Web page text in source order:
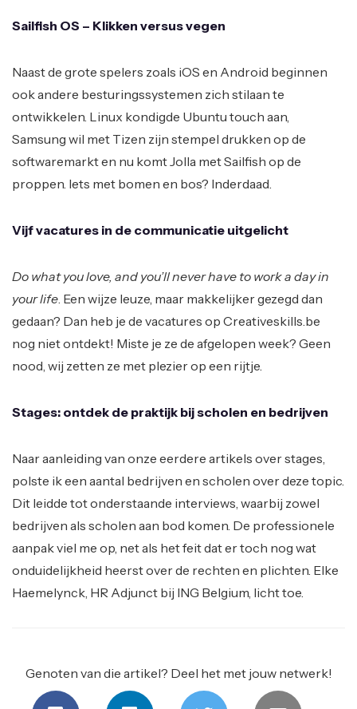
Sailfish OS – Klikken versus vegen
Naast de grote spelers zoals iOS en Android beginnen
ook andere besturingssystemen zich stilaan te
ontwikkelen. Linux kondigde Ubuntu touch aan,
Samsung wil met Tizen zijn stempel drukken op de
softwaremarkt en nu komt Jolla met Sailfish op de
proppen. Iets met bomen en bos? Inderdaad.
Vijf vacatures in de communicatie uitgelicht
Do what you love, and you’ll never have to work a day in
your life. Een wijze leuze, maar makkelijker gezegd dan
gedaan? Dan heb je de vacatures op Creativeskills.be
nog niet ontdekt! Miste je ze de afgelopen week? Geen
nood, wij zetten ze met plezier op een rijtje.
Stages: ontdek de praktijk bij scholen en bedrijven
Naar aanleiding van onze eerdere artikels over stages,
polste ik een aantal bedrijven en scholen over deze topic.
Dit leidde tot onderstaande interviews, waarbij zowel
bedrijven als scholen aan bod komen. De professionele
aanpak viel me op, net als het feit dat er toch nog wat
onduidelijkheid heerst over de rechten en plichten. Elke
Haemelynck, HR Adjunct bij ING Belgium, licht toe.
Genoten van die artikel? Deel het met jouw netwerk!